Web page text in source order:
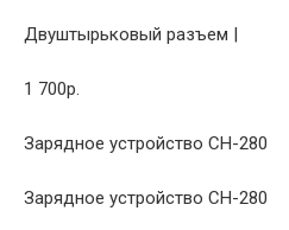
Двуштырьковый разъем |
1 700р.
Зарядное устройство CH-280
Зарядное устройство CH-280